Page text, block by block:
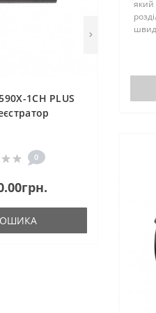
1CH PLUS
0
який
він